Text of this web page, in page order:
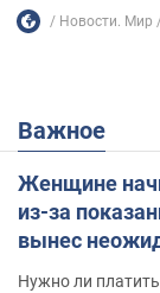
Новости. Мир
Важное
Женщине
из-за
вынес
Нужно ли